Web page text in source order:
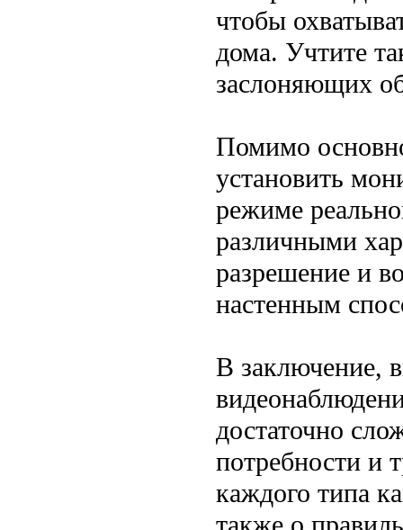
чтобы
дома. Учтите
заслоняющих
Помимо
установить
режиме
различными
разрешение и
настенным
В заключение,
достаточно
потребности и
каждого типа